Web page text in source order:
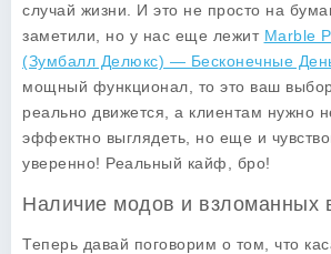
случай жизни. И это не просто на
заметили, но у нас еще лежит Marble
(Зумбалл Делюкс) — Бесконечные
мощный функционал, то это ваш
реально движется, а клиентам нужно
эффектно выглядеть, но еще и
уверенно! Реальный кайф, бро!
Наличие модов и взломанных
Теперь давай поговорим о том, что